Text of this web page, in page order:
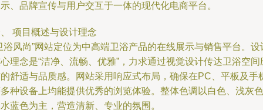
、品牌宣传与用户交互于一体的现代化电商平台。
项目概述与设计理念
浴风尚”网站定位为中高端卫浴产品的在线展示与销售平台。设
理念是“洁净、流畅、优雅”，力求通过视觉设计传达卫浴空间
舒适与品质感。网站采用响应式布局，确保在PC、平板及手
种设备上均能提供优秀的浏览体验。整体色调以白色、浅灰色
蓝色为主，营造清新、专业的氛围。